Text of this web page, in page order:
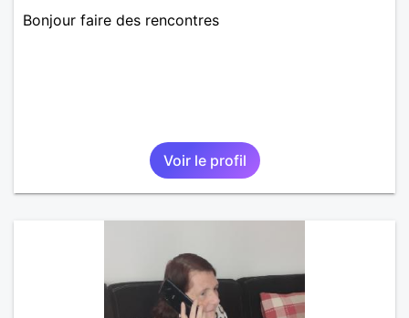
Bonjour faire des rencontres
Voir le profil